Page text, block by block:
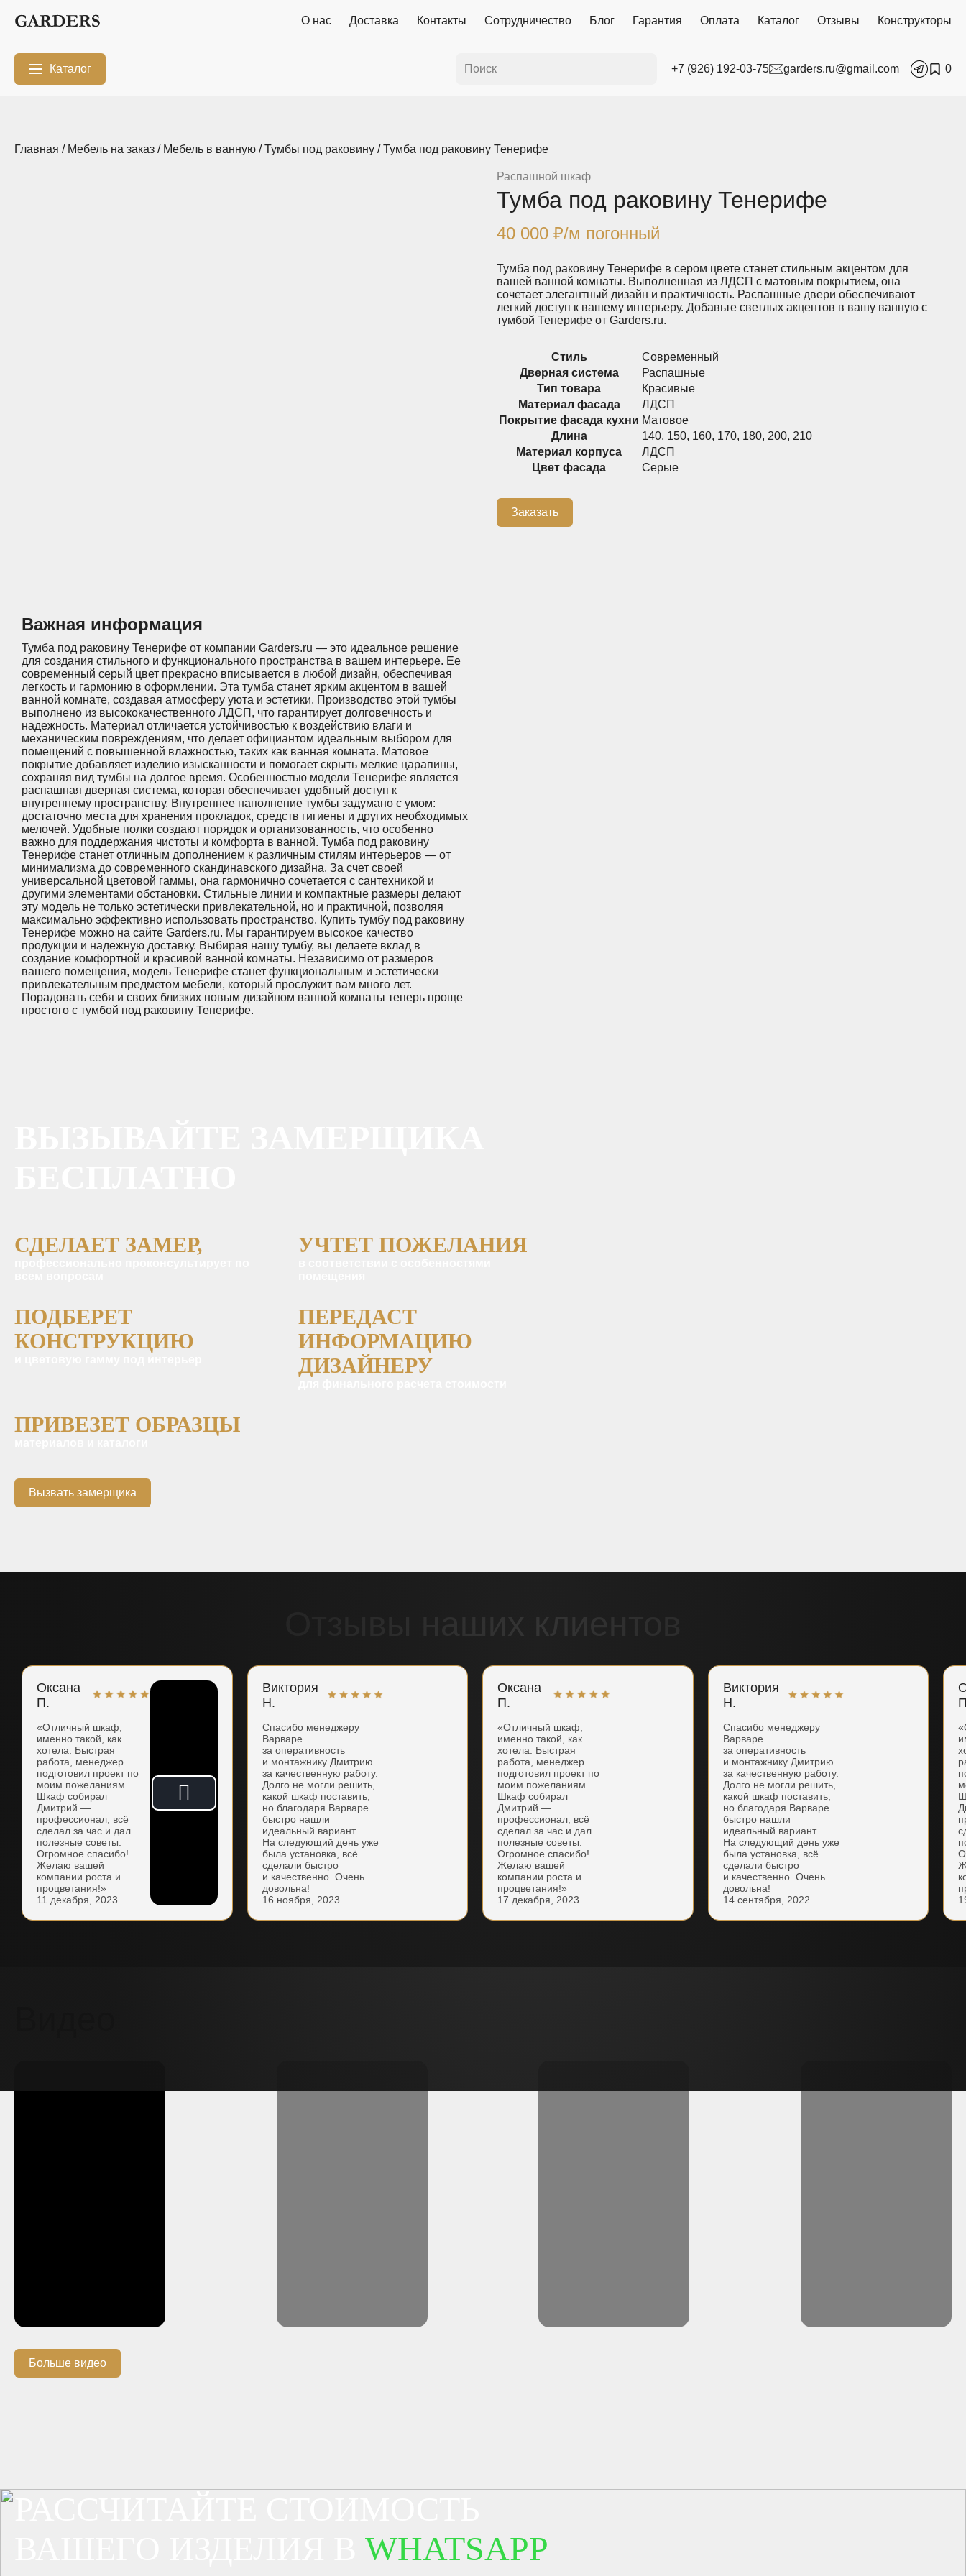
О нас Доставка Контакты Сотрудничество Блог Гарантия Оплата Каталог Отзывы Конструкторы
Каталог +7 (926) 192-03-75 garders.ru@gmail.com 0
Главная / Мебель на заказ / Мебель в ванную /Тумбы под раковину / Тумба под раковину Тенерифе
Важная информация
Тумба под раковину Тенерифе от компании Garders.ru — это идеальное решение
для создания стильного и функционального пространства в вашем интерьере. Ее
современный серый цвет прекрасно вписывается в любой дизайн, обеспечивая
легкость и гармонию в оформлении. Эта тумба станет ярким акцентом в вашей
ванной комнате, создавая атмосферу уюта и эстетики. Производство этой тумбы
выполнено из высококачественного ЛДСП, что гарантирует долговечность и
надежность. Материал отличается устойчивостью к воздействию влаги и
механическим повреждениям, что делает официантом идеальным выбором для
помещений с повышенной влажностью, таких как ванная комната. Матовое
покрытие добавляет изделию изысканности и помогает скрыть мелкие царапины,
сохраняя вид тумбы на долгое время. Особенностью модели Тенерифе является
распашная дверная система, которая обеспечивает удобный доступ к
внутреннему пространству. Внутреннее наполнение тумбы задумано с умом:
достаточно места для хранения прокладок, средств гигиены и других необходимых
мелочей. Удобные полки создают порядок и организованность, что особенно
важно для поддержания чистоты и комфорта в ванной. Тумба под раковину
Тенерифе станет отличным дополнением к различным стилям интерьеров — от
минимализма до современного скандинавского дизайна. За счет своей
универсальной цветовой гаммы, она гармонично сочетается с сантехникой и
другими элементами обстановки. Стильные линии и компактные размеры делают
эту модель не только эстетически привлекательной, но и практичной, позволяя
максимально эффективно использовать пространство. Купить тумбу под раковину
Тенерифе можно на сайте Garders.ru. Мы гарантируем высокое качество
продукции и надежную доставку. Выбирая нашу тумбу, вы делаете вклад в
создание комфортной и красивой ванной комнаты. Независимо от размеров
вашего помещения, модель Тенерифе станет функциональным и эстетически
привлекательным предметом мебели, который прослужит вам много лет.
Порадовать себя и своих близких новым дизайном ванной комнаты теперь проще
простого с тумбой под раковину Тенерифе.
Распашной шкаф
Тумба под раковину Тенерифе
40 000₽/м погонный
Тумба под раковину Тенерифе в сером цвете станет стильным акцентом для
вашей ванной комнаты. Выполненная из ЛДСП с матовым покрытием, она
сочетает элегантный дизайн и практичность. Распашные двери обеспечивают
легкий доступ к вашему интерьеру. Добавьте светлых акцентов в вашу ванную с
тумбой Тенерифе от Garders.ru.
Стиль
Современный
Дверная система
Распашные
Тип товара
Красивые
Материал фасада
ЛДСП
Покрытие фасада кухни Матовое
Длина
140, 150, 160, 170, 180, 200, 210
Материал корпуса
ЛДСП
Цвет фасада
Серые
Заказать
СДЕЛАЕТ ЗАМЕР, УЧТЕТ ПОЖЕЛАНИЯ
ПОДБЕРЕТ
КОНСТРУКЦИЮ
ПЕРЕДАСТ
ИНФОРМАЦИЮ
ДИЗАЙНЕРУ
ПРИВЕЗЕТ ОБРАЗЦЫ
Вызвать замерщика
Оксана
П.
«Отличный шкаф,
именно такой, как
хотела. Быстрая
работа, менеджер
подготовил проект по
моим пожеланиям.
Шкаф собирал
Дмитрий —
профессионал, всё
сделал за час и дал
полезные советы.
Огромное спасибо!
Желаю вашей
компании роста и
процветания!»
11 декабря, 2023
Виктория
Н.
Спасибо менеджеру
Варваре
за оперативность
и монтажнику Дмитрию
за качественную работу.
Долго не могли решить,
какой шкаф поставить,
но благодаря Варваре
быстро нашли
идеальный вариант.
На следующий день уже
была установка, всё
сделали быстро
и качественно. Очень
довольна!
16 ноября, 2023
Оксана
П.
«Отличный шкаф,
именно такой, как
хотела. Быстрая
работа, менеджер
подготовил проект по
моим пожеланиям.
Шкаф собирал
Дмитрий —
профессионал, всё
сделал за час и дал
полезные советы.
Огромное спасибо!
Желаю вашей
компании роста и
процветания!»
17 декабря, 2023
Виктория
Н.
Спасибо менеджеру
Варваре
за оперативность
и монтажнику Дмитрию
за качественную работу.
Долго не могли решить,
какой шкаф поставить,
но благодаря Варваре
быстро нашли
идеальный вариант.
На следующий день уже
была установка, всё
сделали быстро
и качественно. Очень
довольна!
14 сентября, 2022
Больше видео
WHATSAPP